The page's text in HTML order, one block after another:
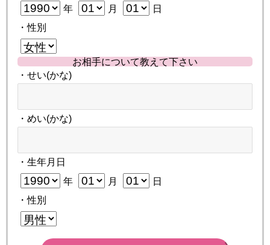
年 月
日
・性別
お相手について教えて下さい
・せい(かな)
・めい(かな)
・生年月日
年 月
日
・性別